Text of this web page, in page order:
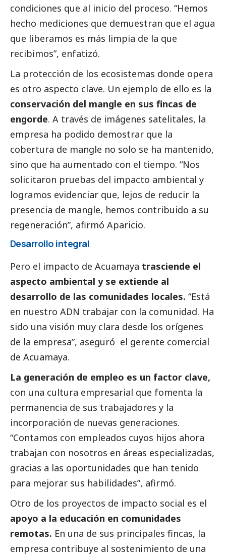
condiciones que al inicio del proceso. “Hemos
hecho mediciones que demuestran que el agua
que liberamos es más limpia de la que
recibimos”, enfatizó.
La protección de los ecosistemas donde opera
es otro aspecto clave. Un ejemplo de ello es la
conservación del mangle en sus fincas de
engorde. A través de imágenes satelitales, la
empresa ha podido demostrar que la
cobertura de mangle no solo se ha mantenido,
sino que ha aumentado con el tiempo. “Nos
solicitaron pruebas del impacto ambiental y
logramos evidenciar que, lejos de reducir la
presencia de mangle, hemos contribuido a su
regeneración”, afirmó Aparicio.
Desarrollo integral
Pero el impacto de Acuamaya trasciende el
aspecto ambiental y se extiende al
desarrollo de las comunidades locales. “Está
en nuestro ADN trabajar con la comunidad. Ha
sido una visión muy clara desde los orígenes
de la empresa”, aseguró el gerente comercial
de Acuamaya.
La generación de empleo es un factor clave,
con una cultura empresarial que fomenta la
permanencia de sus trabajadores y la
incorporación de nuevas generaciones.
“Contamos con empleados cuyos hijos ahora
trabajan con nosotros en áreas especializadas,
gracias a las oportunidades que han tenido
para mejorar sus habilidades”, afirmó.
Otro de los proyectos de impacto social es el
apoyo a la educación en comunidades
remotas. En una de sus principales fincas, la
empresa contribuye al sostenimiento de una